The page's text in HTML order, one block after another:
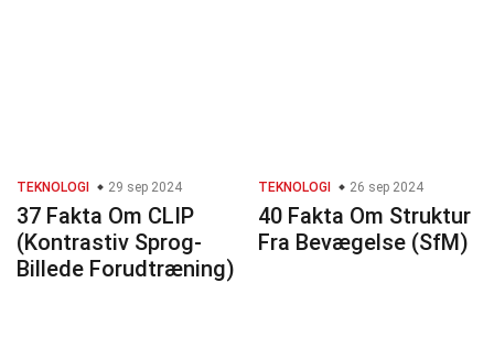
TEKNOLOGI 29 sep 2024
37 Fakta Om CLIP
(Kontrastiv Sprog-
Billede Forudtræning)
TEKNOLOGI 26 sep 2024
40 Fakta Om Struktur
Fra Bevægelse (SfM)